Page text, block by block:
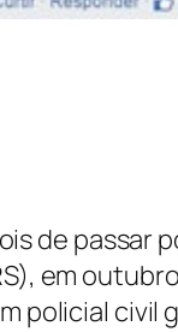
de passar
em
policial civil